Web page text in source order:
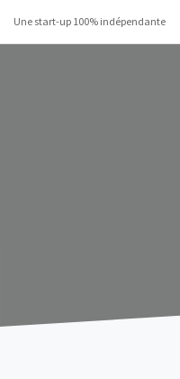
Une start-up 100% indépendante